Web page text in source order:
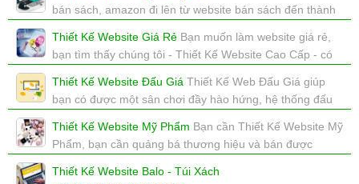
bán sách, amazon đi lên từ website bán sách đến thành
Thiết Kế Website Giá Rẻ Bạn muốn làm website giá rẻ,
bạn tìm thấy chúng tôi - Thiết Kế Website Cao Cấp - có
Thiết Kế Website Đấu Giá Thiết Kế Web Đấu Giá giúp
bạn có được một sân chơi đầy hào hứng, hệ thống đấu
xem: 3359 | cập nhật: 04/08/2017 10:13
Thiết Kế Website Mỹ Phẩm Bạn cần Thiết Kế Website Mỹ
Phẩm, bạn cần quảng bá thương hiệu và bán được
Thiết Kế Website Balo - Túi Xách